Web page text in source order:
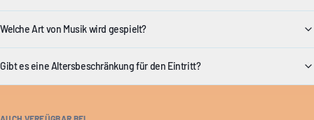
Welche Art von Musik wird gespielt?
Gibt es eine Altersbeschränkung für den Eintritt?